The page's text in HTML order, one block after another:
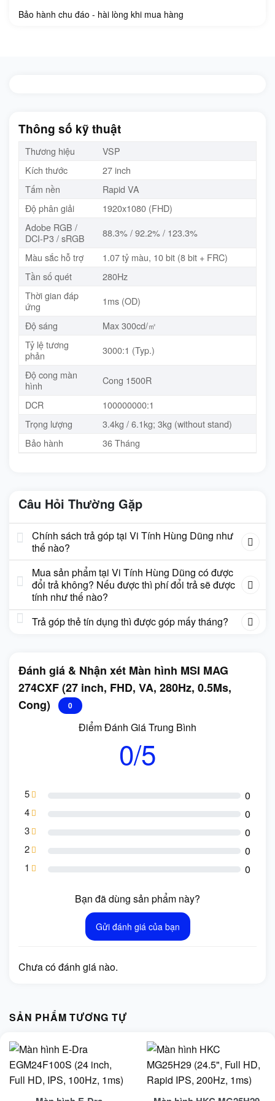
Bảo hành chu đáo - hài lòng khi mua hàng
Thông số kỹ thuật
Thương hiệu
VSP
Kích thước
27 inch
Tấm nền
Rapid VA
Độ phân giải
1920x1080 (FHD)
Adobe RGB /
DCI-P3 / sRGB
88.3% / 92.2% / 123.3%
Màu sắc hỗ trợ
1.07 tỷ màu, 10 bit (8 bit + FRC)
Tần số quét
280Hz
Thời gian đáp
ứng
1ms (OD)
Độ sáng
Max 300cd/㎡
Tỷ lệ tương
phản
3000:1 (Typ.)
Độ cong màn
hình
Cong 1500R
DCR
100000000:1
Trọng lượng
3.4kg / 6.1kg; 3kg (without stand)
Bảo hành
36 Tháng
Câu Hỏi Thường Gặp
Chính sách trả góp tại Vi Tính Hùng Dũng như
thế nào?
Mua sản phẩm tại Vi Tính Hùng Dũng có được
đổi trả không? Nếu được thì phí đổi trả sẽ được
tính như thế nào?
Trả góp thẻ tín dụng thì được góp mấy tháng?
Đánh giá & Nhận xét Màn hình MSI MAG
274CXF (27 inch, FHD, VA, 280Hz, 0.5Ms,
Cong)
0
Điểm Đánh Giá Trung Bình
0/5
5 0
4 0
3 0
2 0
1 0
Bạn đã dùng sản phẩm này?
Gửi đánh giá của bạn
Chưa có đánh giá nào.
SẢN PHẨM TƯƠNG TỰ